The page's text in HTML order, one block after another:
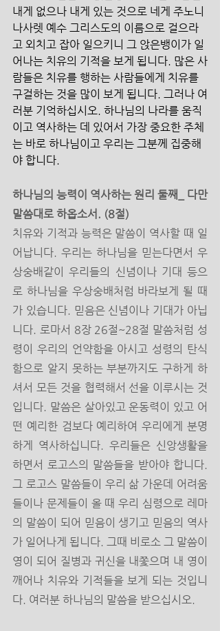
내게 없으나 내게 있는 것으로 네게 주노니
나사렛 예수 그리스도의 이름으로 걸으라
고 외치고 잡아 일으키니 그 앉은뱅이가 일
어나는 치유의 기적을 보게 됩니다. 많은 사
람들은 치유를 행하는 사람들에게 치유를
구걸하는 것을 많이 보게 됩니다. 그러나 여
러분 기억하십시오. 하나님의 나라를 움직
이고 역사하는 데 있어서 가장 중요한 주체
는 바로 하나님이고 우리는 그분께 집중해
야 합니다.
하나님의 능력이 역사하는 원리 둘째_ 다만
말씀대로 하옵소서. (8절)
치유와 기적과 능력은 말씀이 역사할 때 일
어납니다. 우리는 하나님을 믿는다면서 우
상숭배같이 우리들의 신념이나 기대 등으
로 하나님을 우상숭배처럼 바라보게 될 때
가 있습니다. 믿음은 신념이나 기대가 아닙
니다. 로마서 8장 26절~28절 말씀처럼 성
령이 우리의 언약함을 아시고 성령의 탄식
함으로 알지 못하는 부분까지도 구하게 하
셔서 모든 것을 협력해서 선을 이루시는 것
입니다. 말씀은 살아있고 운동력이 있고 어
떤 예리한 검보다 예리하여 우리에게 분명
하게 역사하십니다. 우리들은 신앙생활을
하면서 로고스의 말씀들을 받아야 합니다.
그 로고스 말씀들이 우리 삶 가운데 어려움
들이나 문제들이 올 때 우리 심령으로 레마
의 말씀이 되어 믿음이 생기고 믿음의 역사
가 일어나게 됩니다. 그때 비로소 그 말씀이
영이 되어 질병과 귀신을 내쫓으며 내 영이
깨어나 치유와 기적들을 보게 되는 것입니
다. 여러분 하나님의 말씀을 받으십시오.